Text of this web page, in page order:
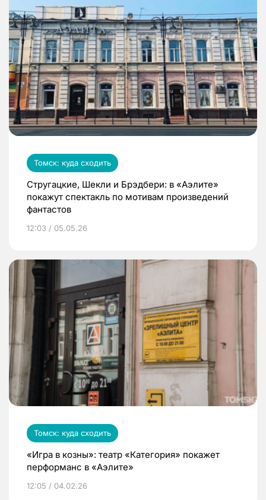
Томск: куда сходить
Стругацкие, Шекли и Брэдбери: в «Аэлите»
покажут спектакль по мотивам произведений
фантастов
12:03 / 05.05.26
Томск: куда сходить
«Игра в козны»: театр «Категория» покажет
перформанс в «Аэлите»
12:05 / 04.02.26